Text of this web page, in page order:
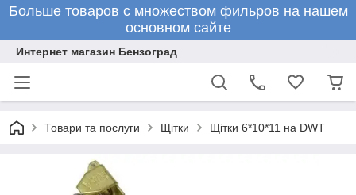
Больше товаров с множеством фильров на нашем
основном сайте
Интернет магазин Бензоград
Товари та послуги Щітки Щітки 6*10*11 на DWT